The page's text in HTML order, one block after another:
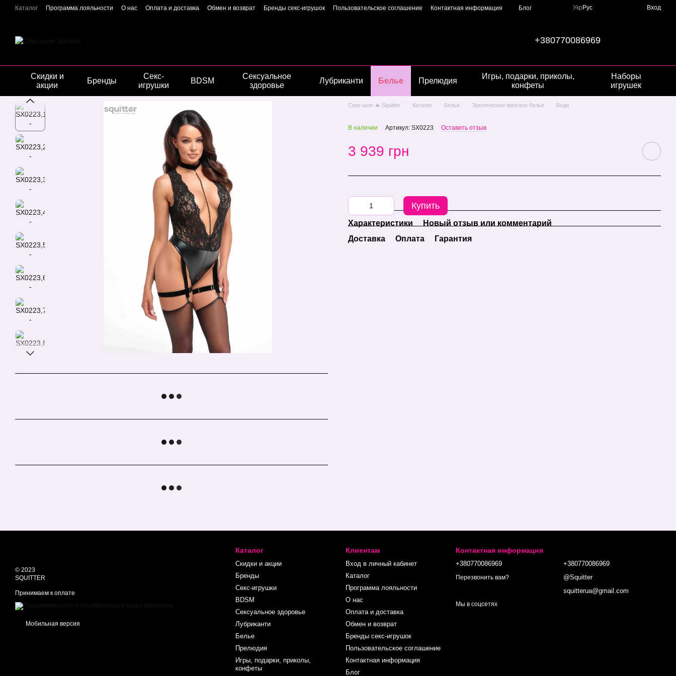
Перейти к основному контенту
Каталог Программа лояльности О нас Оплата и доставка Обмен и возврат Бренды секс-игрушок Пользовательское соглашение Контактная информация
Блог
Укр Рус Вход
+380770086969
Скидки и
акции
Бренды
Секс-
игрушки
BDSM
Сексуальное
здоровье
Лубриканти Белье Прелюдия
Игры, подарки, приколы,
конфеты
Наборы
игрушек
Секс-шоп 🔥 Squitter Каталог Белье Эротическое женское белье Боди
В наличии Артикул: SX0223 Оставить отзыв
3 939 грн
Купить
Характеристики
Новый отзыв или комментарий
Доставка
Оплата Гарантия
© 2023
SQUITTER
Принимаем к оплате
Мобильная версия
Каталог
Скидки и акции
Бренды
Секс-игрушки
BDSM
Сексуальное здоровье
Лубриканти
Белье
Прелюдия
Игры, подарки, приколы,
конфеты
Клиентам
Вход в личный кабинет
Каталог
Программа лояльности
О нас
Оплата и доставка
Обмен и возврат
Бренды секс-игрушок
Пользовательское соглашение
Контактная информация
Блог
Контактная информация
+380770086969
Перезвонить вам?
+380770086969
@Squitter
squitterua@gmail.com
Мы в соцсетях